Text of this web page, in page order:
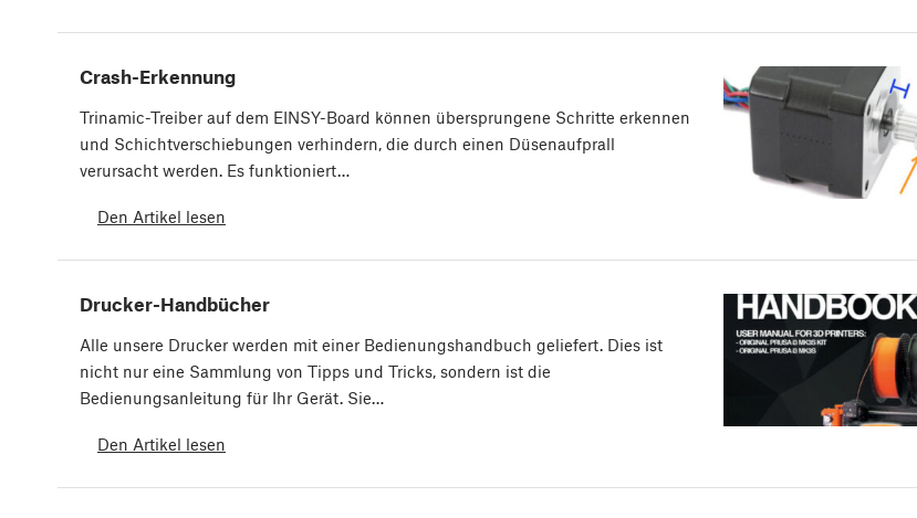
Crash-Erkennung
Trinamic-Treiber auf dem EINSY-Board können übersprungene Schritte erkennen
und Schichtverschiebungen verhindern, die durch einen Düsenaufprall
verursacht werden. Es funktioniert…
Den Artikel lesen
Drucker-Handbücher
Alle unsere Drucker werden mit einer Bedienungshandbuch geliefert. Dies ist
nicht nur eine Sammlung von Tipps und Tricks, sondern ist die
Bedienungsanleitung für Ihr Gerät. Sie…
Den Artikel lesen